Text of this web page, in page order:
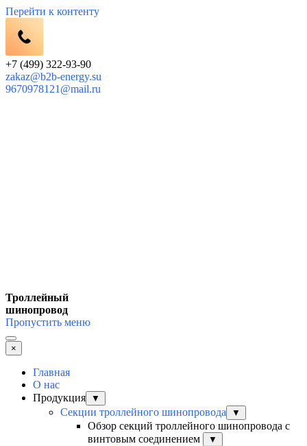
Перейти к контенту
+7 (499) 322-93-90
zakaz@b2b-energy.su
9670978121@mail.ru
Троллейный
шинопровод
Пропустить меню
×
Главная
О нас
Продукция
▼
Секции троллейного шинопровода ▼
Обзор секций троллейного шинопровода с
винтовым соединением
▼